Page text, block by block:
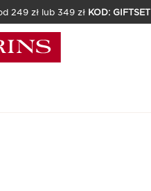
249 zł lub 349 zł KOD: GIFTSET